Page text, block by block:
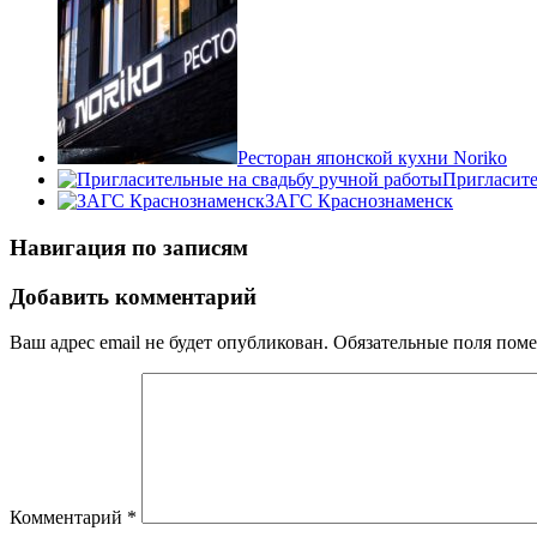
Ресторан японской кухни Noriko
ЗАГС Краснознаменск
Навигация по записям
Добавить комментарий
Ваш адрес email не будет опубликован. Обязательные поля
Комментарий *